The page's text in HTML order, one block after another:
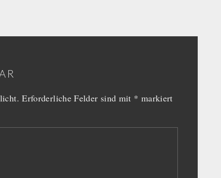
Erforderliche Felder sind mit * markiert